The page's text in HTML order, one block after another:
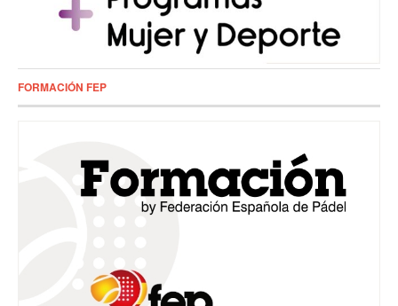
FORMACIÓN FEP